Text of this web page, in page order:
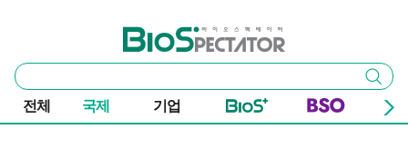
바이오스펙테이터
통
합
검
색
검색
전체 국제 기업